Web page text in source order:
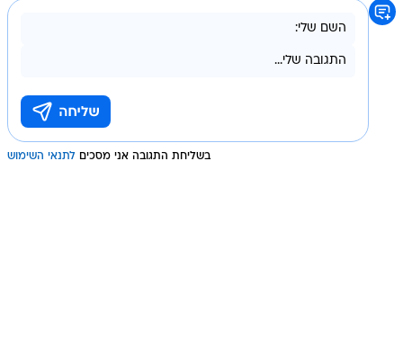
בשליחת התגובה אני מסכים לתנאי השימוש